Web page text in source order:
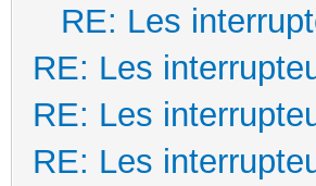
RE: Les
RE: Les
RE: Les
RE: Les